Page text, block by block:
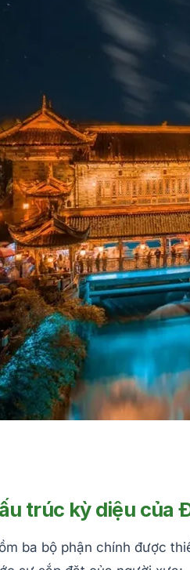
trúc kỳ diệu của
ba bộ phận chính được